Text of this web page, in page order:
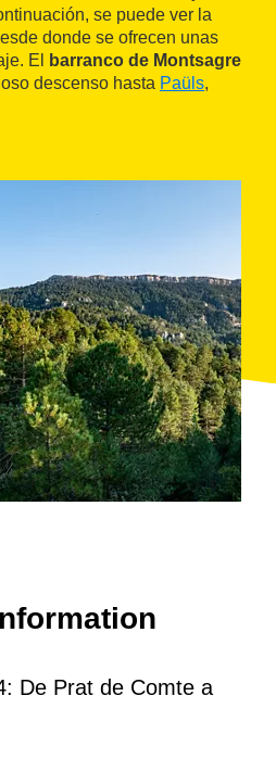
se puede ver la
donde se ofrecen unas
El
barranco de Montsagre
descenso hasta Paüls,
De Prat de Comte a